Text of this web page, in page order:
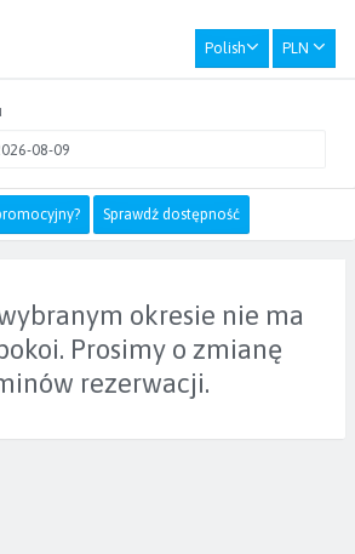
Polish PLN
Sprawdź dostępność
okresie nie ma
Prosimy o zmianę
rezerwacji.